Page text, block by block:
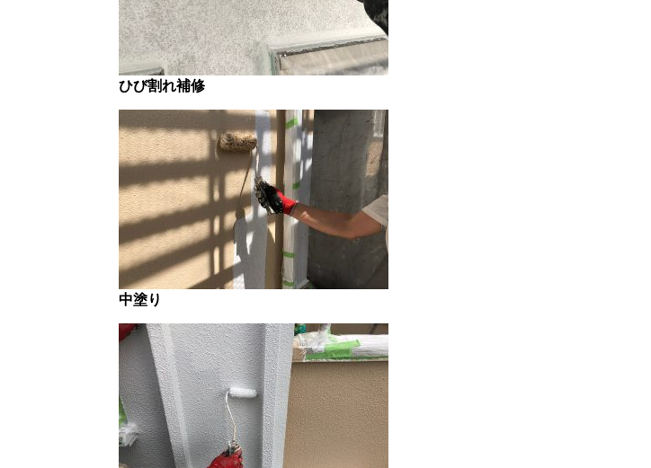
ひび割れ補修
中塗り